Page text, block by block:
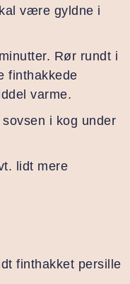
være gyldne i
Rør rundt i
finthakkede
varme.
i kog under
lidt mere
finthakket persille